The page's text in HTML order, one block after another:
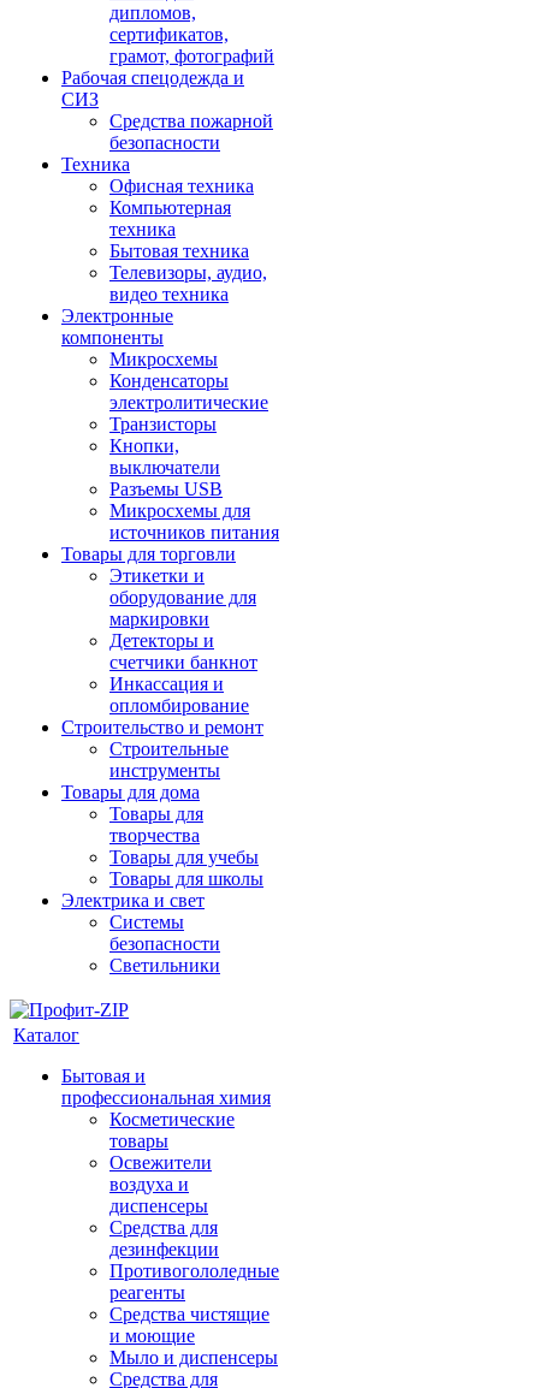
дипломов,
сертификатов,
грамот, фотографий
Рабочая спецодежда и
СИЗ
Средства пожарной
безопасности
Техника
Офисная техника
Компьютерная
техника
Бытовая техника
Телевизоры, аудио,
видео техника
Электронные
компоненты
Микросхемы
Конденсаторы
электролитические
Транзисторы
Кнопки,
выключатели
Разъемы USB
Микросхемы для
источников питания
Товары для торговли
Этикетки и
оборудование для
маркировки
Детекторы и
счетчики банкнот
Инкассация и
опломбирование
Строительство и ремонт
Строительные
инструменты
Товары для дома
Товары для
творчества
Товары для учебы
Товары для школы
Электрика и свет
Системы
безопасности
Светильники
Каталог
Бытовая и
профессиональная химия
Косметические
товары
Освежители
воздуха и
диспенсеры
Средства для
дезинфекции
Противогололедные
реагенты
Средства чистящие
и моющие
Мыло и диспенсеры
Средства для